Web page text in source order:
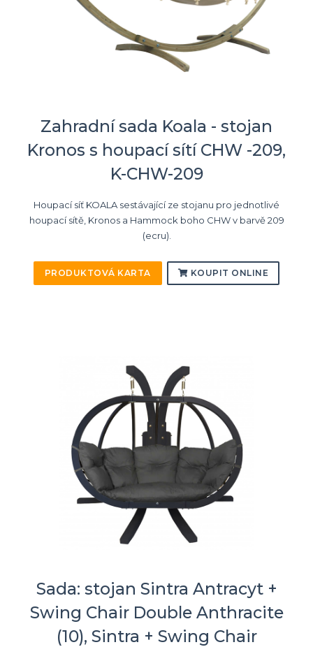
Zahradní sada Koala - stojan
Kronos s houpací sítí CHW -209,
K-CHW-209
Houpací síť KOALA sestávající ze stojanu pro jednotlivé
houpací sítě, Kronos a Hammock boho CHW v barvě 209
(ecru).
PRODUKTOVÁ KARTA KOUPIT ONLINE
Sada: stojan Sintra Antracyt +
Swing Chair Double Anthracite
(10), Sintra + Swing Chair